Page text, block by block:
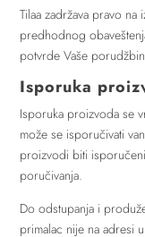
Tilaa zadržava pravo
predhodnog
potvrde Vaše
Isporuka
Isporuka proizvoda se
može se isporučivati
proizvodi biti
poručivanja.
Do odstupanja i
primalac nije na adresi